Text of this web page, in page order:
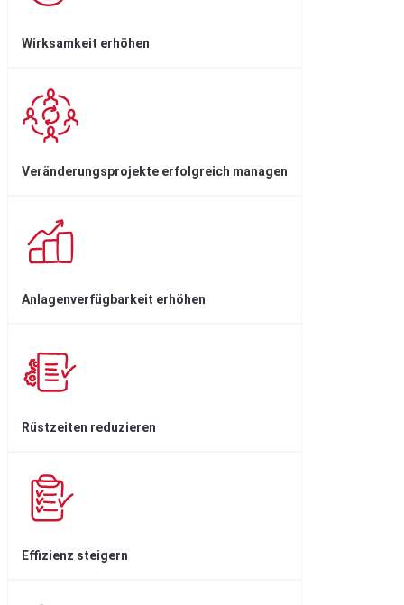
Wirksamkeit erhöhen
Veränderung­sprojekte erfolgreich managen
Anlagenverfügbar­keit erhöhen
Rüstzeiten reduzieren
Effizienz steigern